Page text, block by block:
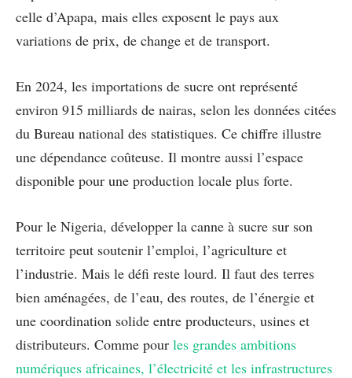
celle d’Apapa, mais elles exposent le pays aux
variations de prix, de change et de transport.
En 2024, les importations de sucre ont représenté
environ 915 milliards de nairas, selon les données citées
du Bureau national des statistiques. Ce chiffre illustre
une dépendance coûteuse. Il montre aussi l’espace
disponible pour une production locale plus forte.
Pour le Nigeria, développer la canne à sucre sur son
territoire peut soutenir l’emploi, l’agriculture et
l’industrie. Mais le défi reste lourd. Il faut des terres
bien aménagées, de l’eau, des routes, de l’énergie et
une coordination solide entre producteurs, usines et
distributeurs. Comme pour les grandes ambitions
numériques africaines, l’électricité et les infrastructures